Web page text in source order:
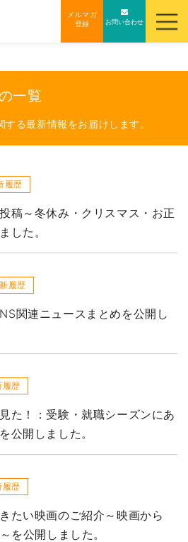
メルマガ
登録 お問い合わせ
一覧
る最新情報をお届けします。
履歴
稿～冬休み・クリスマス・お正
した。
履歴
関連ニュースまとめを公開し
履歴
た！：受験・就職シーズンにあ
公開しました。
履歴
たい映画のご紹介～映画から
を公開しました。